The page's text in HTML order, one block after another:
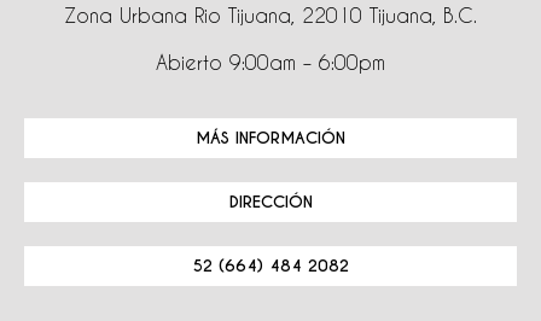
Zona Urbana Rio Tijuana, 22010 Tijuana, B.C.
Abierto 9:00am – 6:00pm
MÁS INFORMACIÓN
DIRECCIÓN
52 (664) 484 2082